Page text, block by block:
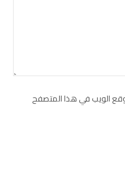
الويب في هذا المتصفح